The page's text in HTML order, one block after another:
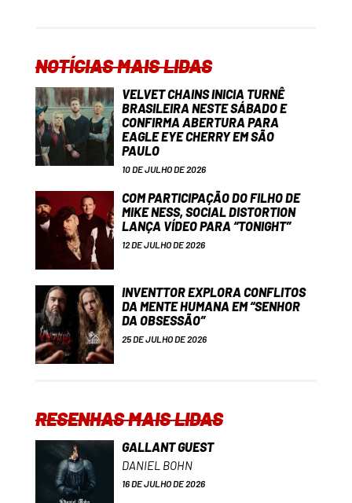
NOTÍCIAS MAIS LIDAS
VELVET CHAINS INICIA TURNÊ
BRASILEIRA NESTE SÁBADO E
CONFIRMA ABERTURA PARA
EAGLE EYE CHERRY EM SÃO
PAULO
10 DE JULHO DE 2026
COM PARTICIPAÇÃO DO FILHO DE
MIKE NESS, SOCIAL DISTORTION
LANÇA VÍDEO PARA “TONIGHT”
12 DE JULHO DE 2026
INVENTTOR EXPLORA CONFLITOS
DA MENTE HUMANA EM “SENHOR
DA OBSESSÃO”
25 DE JULHO DE 2026
RESENHAS MAIS LIDAS
GALLANT GUEST
DANIEL BOHN
16 DE JULHO DE 2026